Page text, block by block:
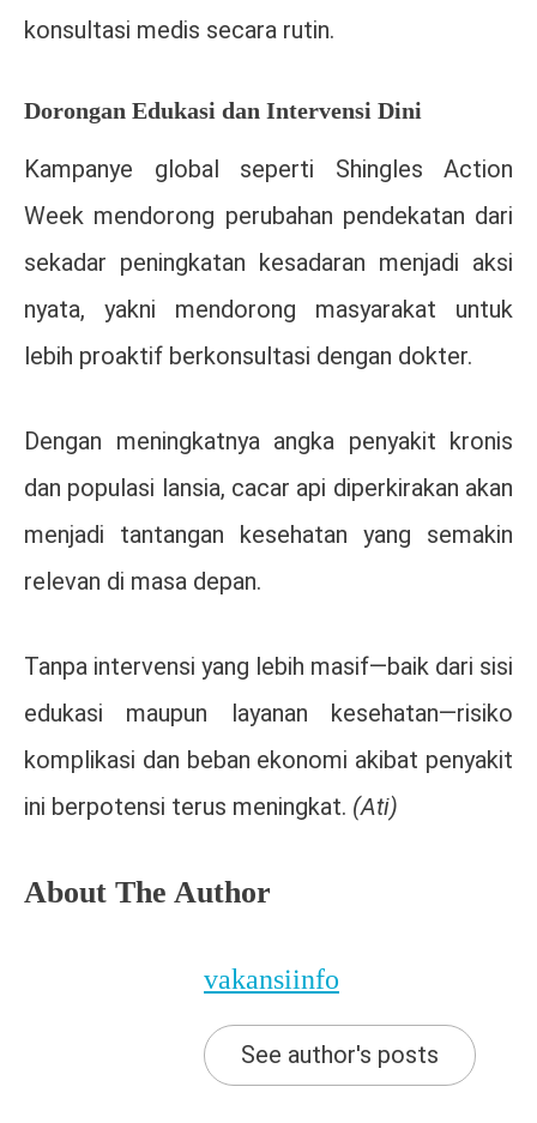
konsultasi medis secara rutin.
Dorongan Edukasi dan Intervensi Dini
Kampanye global seperti Shingles Action
Week mendorong perubahan pendekatan dari
sekadar peningkatan kesadaran menjadi aksi
nyata, yakni mendorong masyarakat untuk
lebih proaktif berkonsultasi dengan dokter.
Dengan meningkatnya angka penyakit kronis
dan populasi lansia, cacar api diperkirakan akan
menjadi tantangan kesehatan yang semakin
relevan di masa depan.
Tanpa intervensi yang lebih masif—baik dari sisi
edukasi maupun layanan kesehatan—risiko
komplikasi dan beban ekonomi akibat penyakit
ini berpotensi terus meningkat. (Ati)
About The Author
vakansiinfo
See author's posts